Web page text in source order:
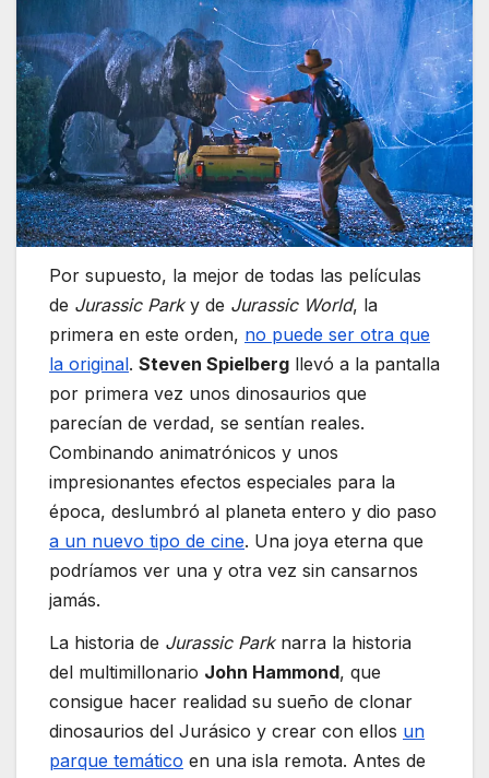
Por supuesto, la mejor de todas las películas
de Jurassic Parky de Jurassic World, la
primera en este orden, no puede ser otra que
la original. Steven Spielberg llevó a la pantalla
por primera vez unos dinosaurios que
parecían de verdad, se sentían reales.
Combinando animatrónicos y unos
impresionantes efectos especiales para la
época, deslumbró al planeta entero y dio paso
a un nuevo tipo de cine. Una joya eterna que
podríamos ver una y otra vez sin cansarnos
jamás.
La historia de Jurassic Parknarra la historia
del multimillonario John Hammond, que
consigue hacer realidad su sueño de clonar
dinosaurios del Jurásico y crear con ellos un
parque temático en una isla remota. Antes de